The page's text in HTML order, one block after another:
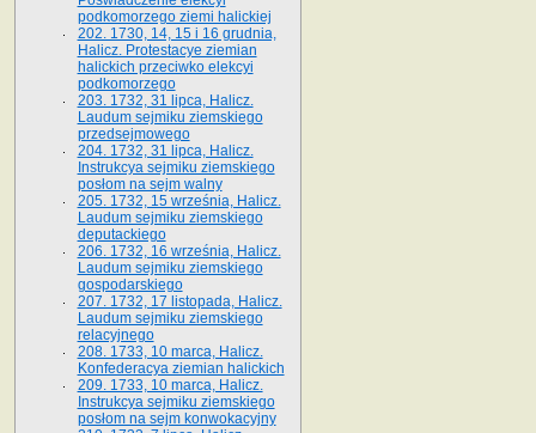
podkomorzego ziemi halickiej
202. 1730, 14, 15 i 16 grudnia,
Halicz. Protestacye ziemian
halickich przeciwko elekcyi
podkomorzego
203. 1732, 31 lipca, Halicz.
Laudum sejmiku ziemskiego
przedsejmowego
204. 1732, 31 lipca, Halicz.
Instrukcya sejmiku ziemskiego
posłom na sejm walny
205. 1732, 15 września, Halicz.
Laudum sejmiku ziemskiego
deputackiego
206. 1732, 16 września, Halicz.
Laudum sejmiku ziemskiego
gospodarskiego
207. 1732, 17 listopada, Halicz.
Laudum sejmiku ziemskiego
relacyjnego
208. 1733, 10 marca, Halicz.
Konfederacya ziemian halickich­
209. 1733, 10 marca, Halicz.
Instrukcya sejmiku ziemskiego
posłom na sejm konwokacyjny